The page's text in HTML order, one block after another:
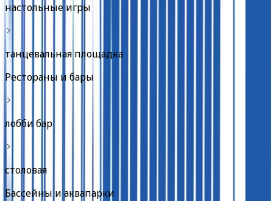
настольные игры
танцевальная площадка
Рестораны и бары
лобби бар
столовая
Бассейны и аквапарки